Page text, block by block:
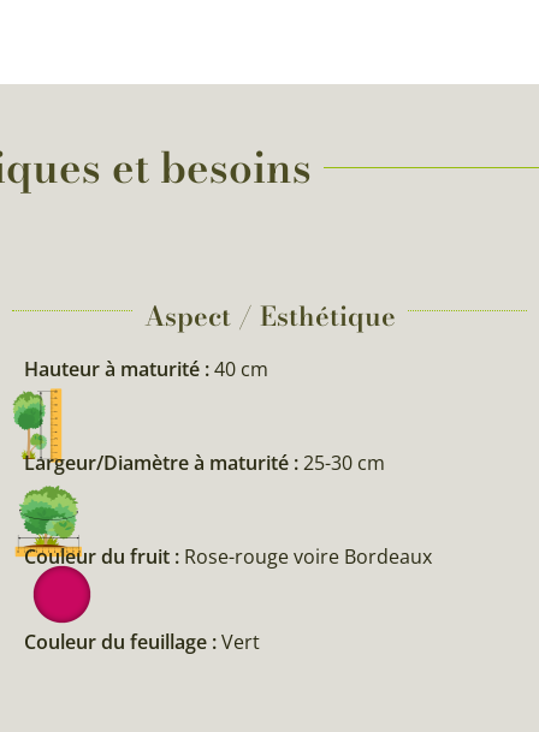
et besoins
Aspect / Esthétique
Hauteur à maturité :40 cm
Largeur/Diamètre à maturité :25-30 cm
Couleur du fruit : Rose-rouge voire Bordeaux
Couleur du feuillage :Vert